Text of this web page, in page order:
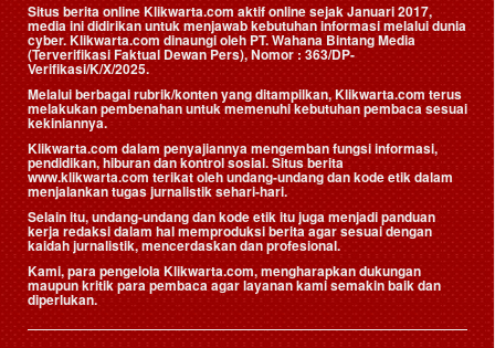
Situs berita online Klikwarta.com aktif online sejak Januari 2017,
media ini didirikan untuk menjawab kebutuhan informasi melalui dunia
cyber. Klikwarta.com dinaungi oleh PT. Wahana Bintang Media
(Terverifikasi Faktual Dewan Pers), Nomor : 363/DP-
Verifikasi/K/X/2025.
Melalui berbagai rubrik/konten yang ditampilkan, Klikwarta.com terus
melakukan pembenahan untuk memenuhi kebutuhan pembaca sesuai
kekiniannya.
Klikwarta.com dalam penyajiannya mengemban fungsi informasi,
pendidikan, hiburan dan kontrol sosial. Situs berita
www.klikwarta.com terikat oleh undang-undang dan kode etik dalam
menjalankan tugas jurnalistik sehari-hari.
Selain itu, undang-undang dan kode etik itu juga menjadi panduan
kerja redaksi dalam hal memproduksi berita agar sesuai dengan
kaidah jurnalistik, mencerdaskan dan profesional.
Kami, para pengelola Klikwarta.com, mengharapkan dukungan
maupun kritik para pembaca agar layanan kami semakin baik dan
diperlukan.